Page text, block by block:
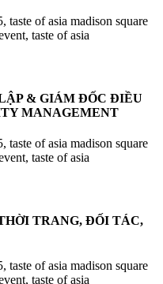
& GIÁM ĐỐC ĐIỀU
MANAGEMENT
TRANG, ĐỐI TÁC,